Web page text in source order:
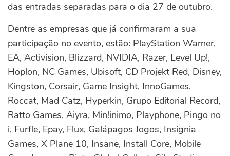
das entradas separadas para o dia 27 de outubro.
Dentre as empresas que já confirmaram a sua
participação no evento, estão: PlayStation Warner,
EA, Activision, Blizzard, NVIDIA, Razer, Level Up!,
Hoplon, NC Games, Ubisoft, CD Projekt Red, Disney,
Kingston, Corsair, Game Insight, InnoGames,
Roccat, Mad Catz, Hyperkin, Grupo Editorial Record,
Ratto Games, Aiyra, Min!inimo, Playphone, Pingo no
i, Furfle, Epay, Flux, Galápagos Jogos, Insignia
Games, X Plane 10, Insane, Install Core, Mobile